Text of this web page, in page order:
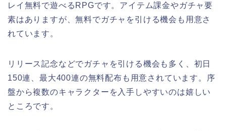
レイ無料で遊べるRPGです。アイテム課金やガチャ要
素はありますが、無料でガチャを引ける機会も用意さ
れています。
リリース記念などでガチャを引ける機会も多く、初日
150連、最大400連の無料配布も用意されています。序
盤から複数のキャラクターを入手しやすいのは嬉しい
ところです。